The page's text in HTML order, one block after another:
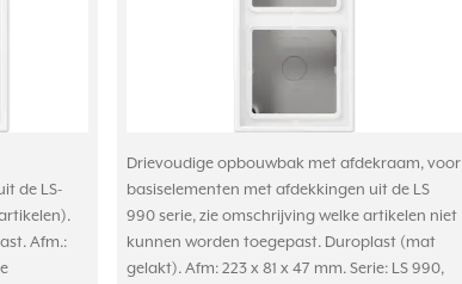
de LS-
Afm.:
Drievoudige opbouwbak met afdekraam, voor
basiselementen met afdekkingen uit de LS
990 serie, zie omschrijving welke artikelen niet
kunnen worden toegepast. Duroplast (mat
gelakt). Afm: 223 x 81 x 47 mm. Serie: LS 990,